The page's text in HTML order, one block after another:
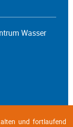
Wasser
und fortlaufend